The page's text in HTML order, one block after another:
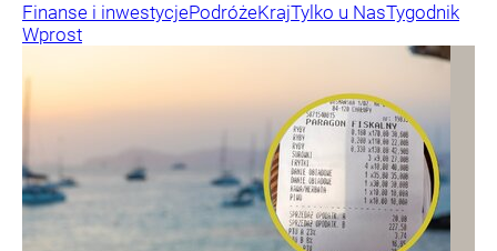
Finanse i inwestycjePodróżeKrajTylko u NasTygodnik
Wprost